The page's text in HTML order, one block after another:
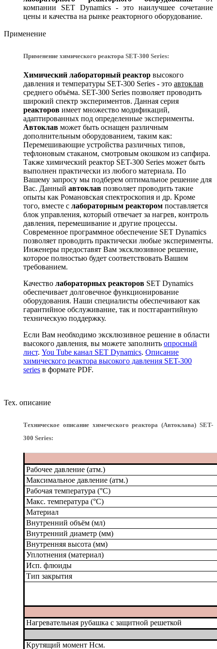
компании SET Dynamics - это наилучшее сочетание
цены и качества на рынке реакторного оборудование.
Применение
Применение химического реактора SET-300 Series:
Химический лабораторный реактор высокого
давления и температуры SET-300 Series - это автоклав
среднего объёма. SET-300 Series позволяет проводить
широкий спектр экспериментов. Данная серия
реакторов имеет множество модификаций,
адаптированных под определенные эксперименты.
Автоклав может быть оснащен различным
дополнительным оборудованием, таким как:
Перемешивающие устройства различных типов,
тефлоновым стаканом, смотровым окошком из сапфира.
Также химический реактор SET-300 Series может быть
выполнен практически из любого материала. По
Вашему запросу мы подберем оптимальное решение для
Вас. Данный автоклав позволяет проводить такие
опыты как Романовская спектроскопия и др. Кроме
того, вместе с лабораторным реактором поставляется
блок управления, который отвечает за нагрев, контроль
давления, перемешивание и другие процессы.
Современное программное обеспечение SET Dynamics
позволяет проводить практически любые эксперименты.
Инженеры предоставят Вам эксклюзивное решение,
которое полностью будет соответствовать Вашим
требованием.
Качество лабораторных реакторов SET Dynamics
обеспечивает долговечное функционирование
оборудования. Наши специалисты обеспечивают как
гарантийное обслуживание, так и постгарантийную
техническую поддержку.
Если Вам необходимо эксклюзивное решение в области
высокого давления, вы можете заполнить опросный
лист. You Tube канал SET Dynamics. Описание
химического реактора высокого давления SET-300
series в формате PDF.
Тех. описание
Техническое описание химеческого реактора (Автоклава) SET-
300 Series:
Рабочее давление (атм.)
Максимальное давление (атм.)
Рабочая температура (°C)
Макс. температура (°C)
Материал
Внутренний объём (мл)
Внутренний диаметр (мм)
Внутренняя высота (мм)
Уплотнения (материал)
Исп. флюиды
Тип закрытия
Нагревательная рубашка с защитной решеткой
Крутящий момент Нсм.